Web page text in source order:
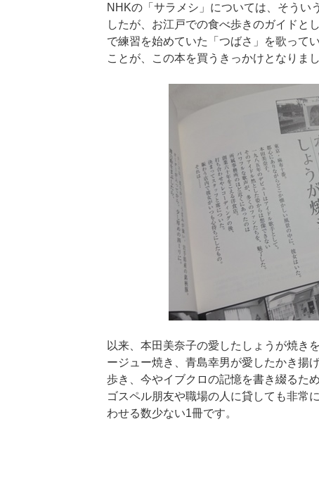
NHKの「サラメシ」については、そうい
したが、お江戸での食べ歩きのガイドと
で練習を始めていた「つばさ」を歌って
ことが、この本を買うきっかけとなりまし
以来、本田美奈子の愛したしょうが焼き
ージュー焼き、青島幸男が愛したかき揚
歩き、今やイブクロの記憶を書き綴るた
ゴスペル朋友や職場の人に貸しても非常
わせる数少ない1冊です。